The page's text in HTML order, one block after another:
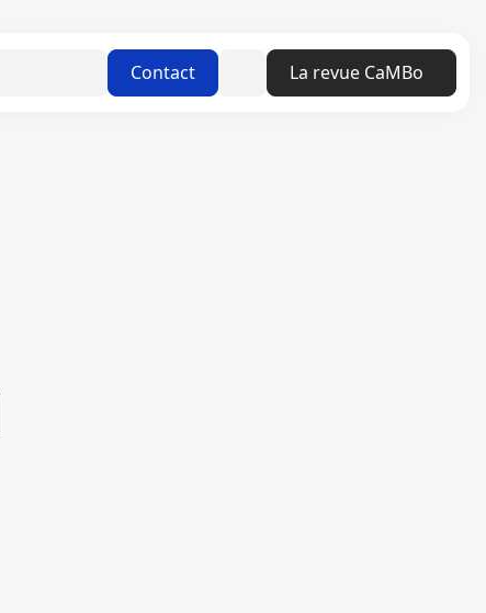
Contact LinkedinLa revue CaMBo